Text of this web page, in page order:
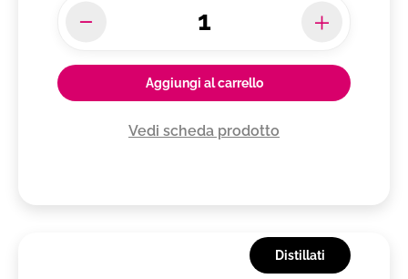
Aggiungi al carrello
Vedi scheda prodotto
Distillati